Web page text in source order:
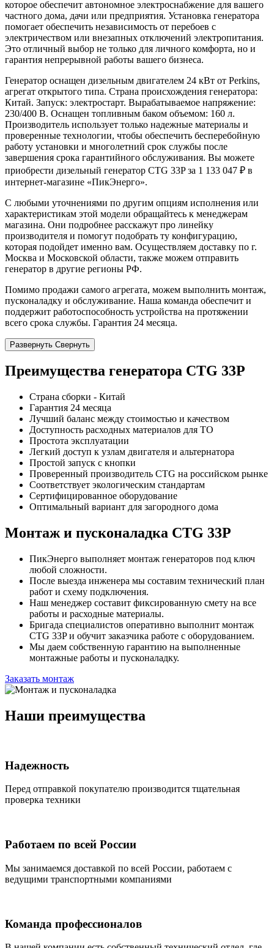
которое обеспечит автономное электроснабжение для вашего
частного дома, дачи или предприятия. Установка генератора
помогает обеспечить независимость от перебоев с
электричеством или внезапных отключений электропитания.
Это отличный выбор не только для личного комфорта, но и
гарантия непрерывной работы вашего бизнеса.
Генератор оснащен дизельным двигателем 24 кВт от Perkins,
агрегат открытого типа. Страна происхождения генератора:
Китай. Запуск: электростарт. Вырабатываемое напряжение:
230/400 В. Оснащен топливным баком объемом: 160 л.
Производитель использует только надежные материалы и
проверенные технологии, чтобы обеспечить бесперебойную
работу установки и многолетний срок службы после
завершения срока гарантийного обслуживания. Вы можете
приобрести дизельный генератор CTG 33P за 1 133 047 ₽ в
интернет-магазине «ПикЭнерго».
С любыми уточнениями по другим опциям исполнения или
характеристикам этой модели обращайтесь к менеджерам
магазина. Они подробнее расскажут про линейку
производителя и помогут подобрать ту конфигурацию,
которая подойдет именно вам. Осуществляем доставку по г.
Москва и Московской области, также можем отправить
генератор в другие регионы РФ.
Помимо продажи самого агрегата, можем выполнить монтаж,
пусконаладку и обслуживание. Наша команда обеспечит и
поддержит работоспособность устройства на протяжении
всего срока службы. Гарантия 24 месяца.
Развернуть Свернуть
Преимущества генератора CTG 33P
Страна сборки - Китай
Гарантия 24 месяца
Лучший баланс между стоимостью и качеством
Доступность расходных материалов для ТО
Простота эксплуатации
Легкий доступ к узлам двигателя и альтернатора
Простой запуск с кнопки
Проверенный производитель CTG на российском рынке
Соответствует экологическим стандартам
Сертифицированное оборудование
Оптимальный вариант для загородного дома
Монтаж и пусконаладка CTG 33P
ПикЭнерго выполняет монтаж генераторов под ключ
любой сложности.
После выезда инженера мы составим технический план
работ и схему подключения.
Наш менеджер составит фиксированную смету на все
работы и расходные материалы.
Бригада специалистов оперативно выполнит монтаж
CTG 33P и обучит заказчика работе с оборудованием.
Мы даем собственную гарантию на выполненные
монтажные работы и пусконаладку.
Заказать монтаж
Наши преимущества
Надежность
Перед отправкой покупателю производится тщательная
проверка техники
Работаем по всей России
Мы занимаемся доставкой по всей России, работаем с
ведущими транспортными компаниями
Команда профессионалов